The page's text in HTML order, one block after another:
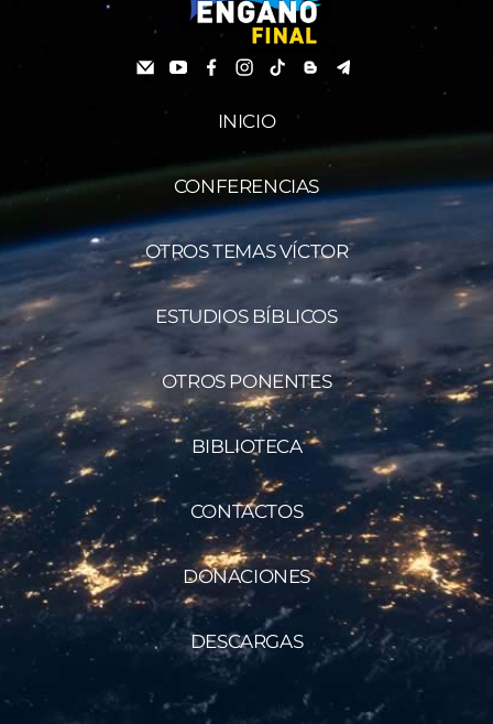
INICIO
CONFERENCIAS
OTROS TEMAS VÍCTOR
ESTUDIOS BÍBLICOS
OTROS PONENTES
BIBLIOTECA
CONTACTOS
DONACIONES
DESCARGAS